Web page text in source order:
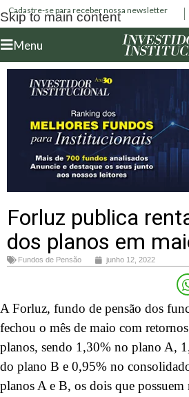
Skip to main content
Cadastre-se para receber nossa newsletter
Menu
Forluz publica
dos planos em
Fundos de Pensão junho 12, 2022
A Forluz, fundo de pensão dos
fechou o mês de maio com
planos, sendo 1,30% no plano A,
do plano B e 0,95% no
planos A e B, os dois que possuem